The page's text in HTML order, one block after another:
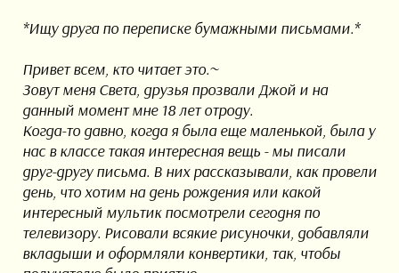
*Ищу друга по переписке бумажными письмами.*
Привет всем, кто читает это.~
Зовут меня Света, друзья прозвали Джой и на
данный момент мне 18 лет отроду.
Когда-то давно, когда я была еще маленькой, была у
нас в классе такая интересная вещь - мы писали
друг-другу письма. В них рассказывали, как провели
день, что хотим на день рождения или какой
интересный мультик посмотрели сегодня по
телевизору. Рисовали всякие рисуночки, добавляли
вкладыши и оформляли конвертики, так, чтобы